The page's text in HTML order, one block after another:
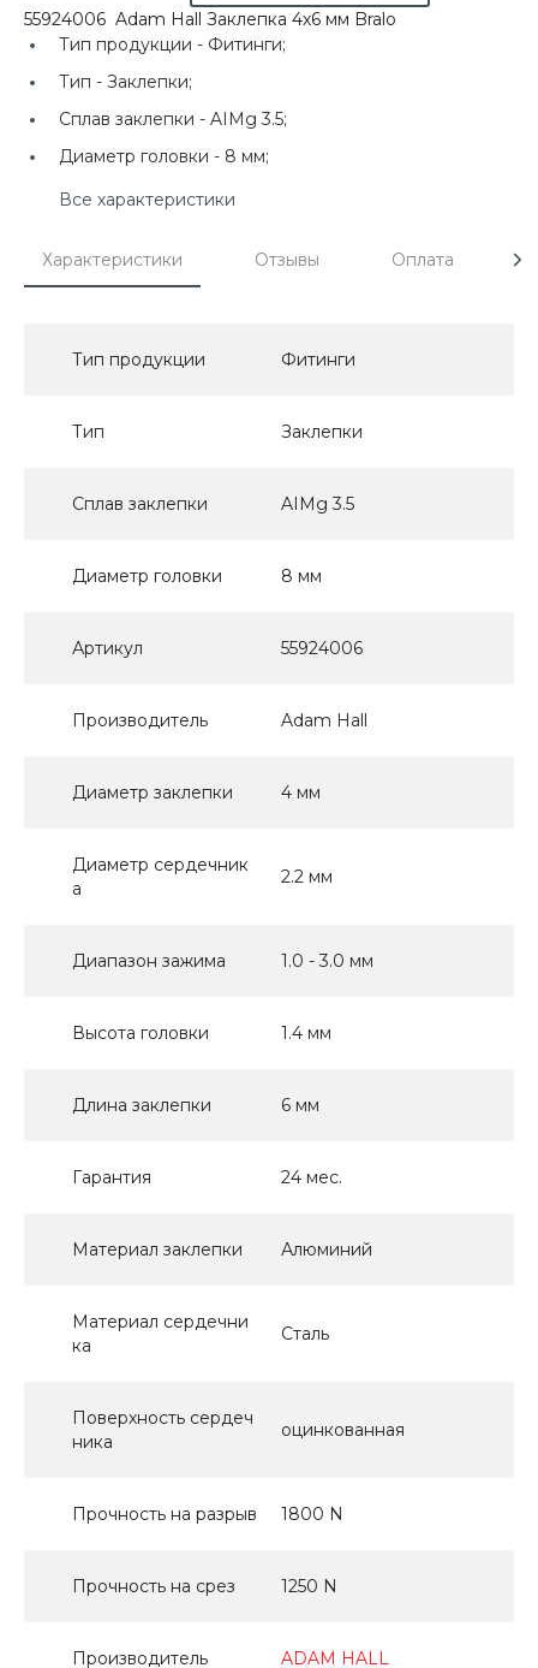
55924006 Adam Hall Заклепка 4х6 мм Bralo
Тип продукции - Фитинги;
Тип - Заклепки;
Сплав заклепки - AIMg 3.5;
Диаметр головки - 8 мм;
Все характеристики
Характеристики Отзывы Оплата
Тип продукции Фитинги
Тип Заклепки
Сплав заклепки AIMg 3.5
Диаметр головки 8 мм
Артикул 55924006
Производитель Adam Hall
Диаметр заклепки 4 мм
Диаметр сердечник
а
2.2 мм
Диапазон зажима 1.0 - 3.0 мм
Высота головки 1.4 мм
Длина заклепки 6 мм
Гарантия 24 мес.
Материал заклепки Алюминий
Материал сердечни
ка
Сталь
Поверхность сердеч
ника
оцинкованная
Прочность на разрыв 1800 N
Прочность на срез 1250 N
Производитель ADAM HALL